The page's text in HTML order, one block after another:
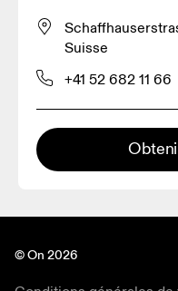
Suisse
+41 52 682 11 66
© On 2026